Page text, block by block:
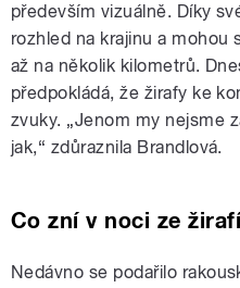
především vizuálně. Díky
rozhled na krajinu a
až na několik kilometrů.
předpokládá, že žirafy ke
zvuky. „Jenom my nejsme
jak,“ zdůraznila Brandlová.
Co zní v noci ze
Nedávno se podařilo